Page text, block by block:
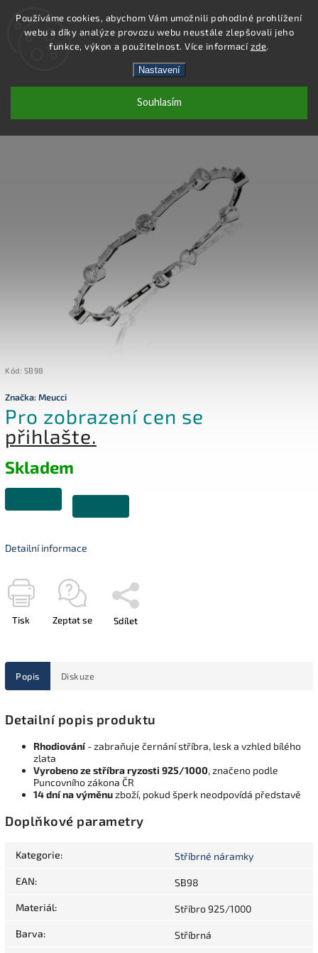
Používáme cookies, abychom Vám umožnili pohodlné prohlížení
webu a díky analýze provozu webu neustále zlepšovali jeho
funkce, výkon a použitelnost. Více informacízde.
Nastavení
Souhlasím
Hledat
SB98 - NÁRAMEK AG 925/1000
Kód: SB98
Značka:Meucci
Pro zobrazení cen se
přihlašte.
Skladem
Detailní informace
Tisk Zeptat se Sdílet
Popis Diskuze
Detailní popis produktu
Rhodiování- zabraňuje černání stříbra, lesk a vzhled bílého
zlata
Vyrobeno ze stříbra ryzosti 925/1000, značeno podle
Puncovního zákona ČR
14 dní na výměnuzboží, pokud šperk neodpovídá představě
Doplňkové parametry
Kategorie: Stříbrné náramky
EAN: SB98
Materiál: Stříbro 925/1000
Barva: Stříbrná